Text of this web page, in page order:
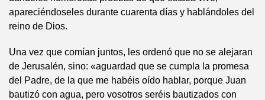
apareciéndoseles durante cuarenta días y hablándoles del
reino de Dios.
Una vez que comían juntos, les ordenó que no se alejaran
de Jerusalén, sino: «aguardad que se cumpla la promesa
del Padre, de la que me habéis oído hablar, porque Juan
bautizó con agua, pero vosotros seréis bautizados con